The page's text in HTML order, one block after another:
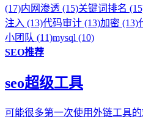
(17)内网渗透 (15)关键词排名
注入 (13)代码审计 (13)加密 (13)
小团队 (11)mysql (10)
SEO推荐
seo超级工具
可能很多第一次使用外链工具